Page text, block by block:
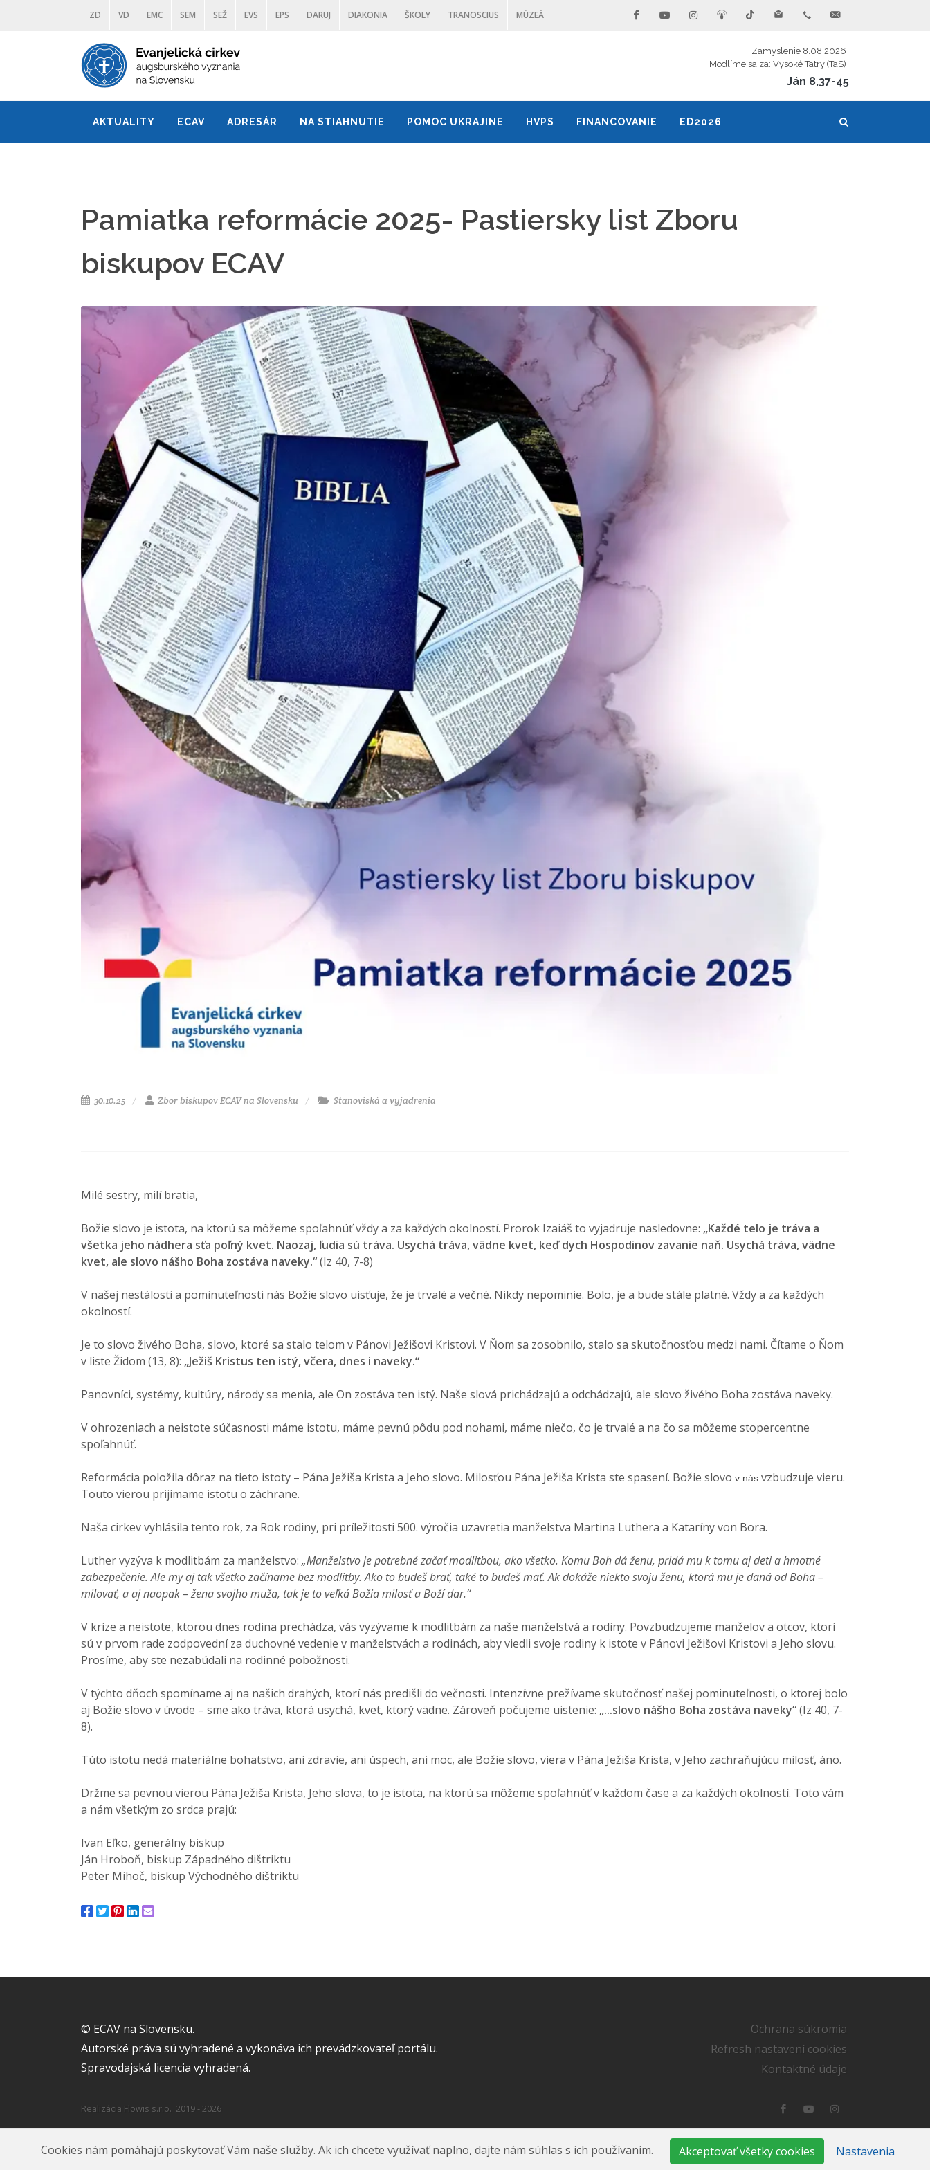
ZD VD EMC SEM SEŽ EVS EPS DARUJ DIAKONIA ŠKOLY TRANOSCIUS MÚZEÁ
Zamyslenie 8.08.2026
Modlíme sa za: Vysoké Tatry (TaS)
Ján 8,37-45
AKTUALITY ECAV ADRESÁR NA STIAHNUTIE POMOC UKRAJINE HVPS FINANCOVANIE ED2026
Pamiatka reformácie 2025- Pastiersky list Zboru
biskupov ECAV
30.10.25 Zbor biskupov ECAV na Slovensku Stanoviská a vyjadrenia
Milé sestry, milí bratia,
Božie slovo je istota, na ktorú sa môžeme spoľahnúť vždy a za každých okolností. Prorok Izaiáš to vyjadruje nasledovne: „Každé telo je tráva a
všetka jeho nádhera sťa poľný kvet. Naozaj, ľudia sú tráva. Usychá tráva, vädne kvet, keď dych Hospodinov zavanie naň. Usychá tráva, vädne
kvet, ale slovo nášho Boha zostáva naveky.“(Iz 40, 7-8)
V našej nestálosti a pominuteľnosti nás Božie slovo uisťuje, že je trvalé a večné. Nikdy nepominie. Bolo, je a bude stále platné. Vždy a za každých
okolností.
Je to slovo živého Boha, slovo, ktoré sa stalo telom v Pánovi Ježišovi Kristovi. V Ňom sa zosobnilo, stalo sa skutočnosťou medzi nami. Čítame o Ňom
v liste Židom (13, 8): „Ježiš Kristus ten istý, včera, dnes i naveky.“
Panovníci, systémy, kultúry, národy sa menia, ale On zostáva ten istý. Naše slová prichádzajú a odchádzajú, ale slovo živého Boha zostáva naveky.
V ohrozeniach a neistote súčasnosti máme istotu, máme pevnú pôdu pod nohami, máme niečo, čo je trvalé a na čo sa môžeme stopercentne
spoľahnúť.
Reformácia položila dôraz na tieto istoty – Pána Ježiša Krista a Jeho slovo. Milosťou Pána Ježiša Krista ste spasení. Božie slovo v nás vzbudzuje vieru.
Touto vierou prijímame istotu o záchrane.
Naša cirkev vyhlásila tento rok, za Rok rodiny, pri príležitosti 500. výročia uzavretia manželstva Martina Luthera a Kataríny von Bora.
Luther vyzýva k modlitbám za manželstvo: „Manželstvo je potrebné začať modlitbou, ako všetko. Komu Boh dá ženu, pridá mu k tomu aj deti a hmotné
zabezpečenie. Ale my aj tak všetko začíname bez modlitby. Ako to budeš brať, také to budeš mať. Ak dokáže niekto svoju ženu, ktorá mu je daná od Boha –
milovať, a aj naopak – žena svojho muža, tak je to veľká Božia milosť a Boží dar.“
V kríze a neistote, ktorou dnes rodina prechádza, vás vyzývame k modlitbám za naše manželstvá a rodiny. Povzbudzujeme manželov a otcov, ktorí
sú v prvom rade zodpovední za duchovné vedenie v manželstvách a rodinách, aby viedli svoje rodiny k istote v Pánovi Ježišovi Kristovi a Jeho slovu.
Prosíme, aby ste nezabúdali na rodinné pobožnosti.
V týchto dňoch spomíname aj na našich drahých, ktorí nás predišli do večnosti. Intenzívne prežívame skutočnosť našej pominuteľnosti, o ktorej bolo
aj Božie slovo v úvode – sme ako tráva, ktorá usychá, kvet, ktorý vädne. Zároveň počujeme uistenie: „...slovo nášho Boha zostáva naveky“(Iz 40, 7-
8).
Túto istotu nedá materiálne bohatstvo, ani zdravie, ani úspech, ani moc, ale Božie slovo, viera v Pána Ježiša Krista, v Jeho zachraňujúcu milosť, áno.
Držme sa pevnou vierou Pána Ježiša Krista, Jeho slova, to je istota, na ktorú sa môžeme spoľahnúť v každom čase a za každých okolností. Toto vám
a nám všetkým zo srdca prajú:
Ivan Eľko, generálny biskup
Ján Hroboň, biskup Západného dištriktu
Peter Mihoč, biskup Východného dištriktu
© ECAV na Slovensku.
Autorské práva sú vyhradené a vykonáva ich prevádzkovateľ portálu.
Spravodajská licencia vyhradená.
Ochrana súkromia
Refresh nastavení cookies
Kontaktné údaje
Realizácia Flowis s.r.o. 2019 - 2026
Cookies nám pomáhajú poskytovať Vám naše služby. Ak ich chcete využívať naplno, dajte nám súhlas s ich používaním.
Akceptovať všetky cookies Nastavenia